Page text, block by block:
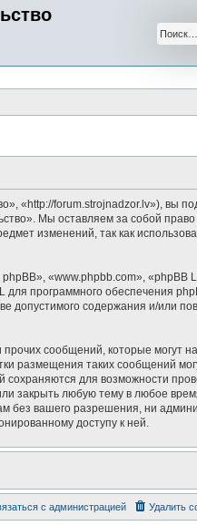
«http://forum.strojnadzor.lv»), вы
Мы оставляем за собой право
изменений, так как
«www.phpbb.com», «phpBB
для программного обеспечения
допустимого содержания и/или
сообщений, которые могут
размещения таких сообщений
для возможности
закрыть любую тему в любое
без вашего разрешения, ни
доступу к ней.
Удалить
с администрацией